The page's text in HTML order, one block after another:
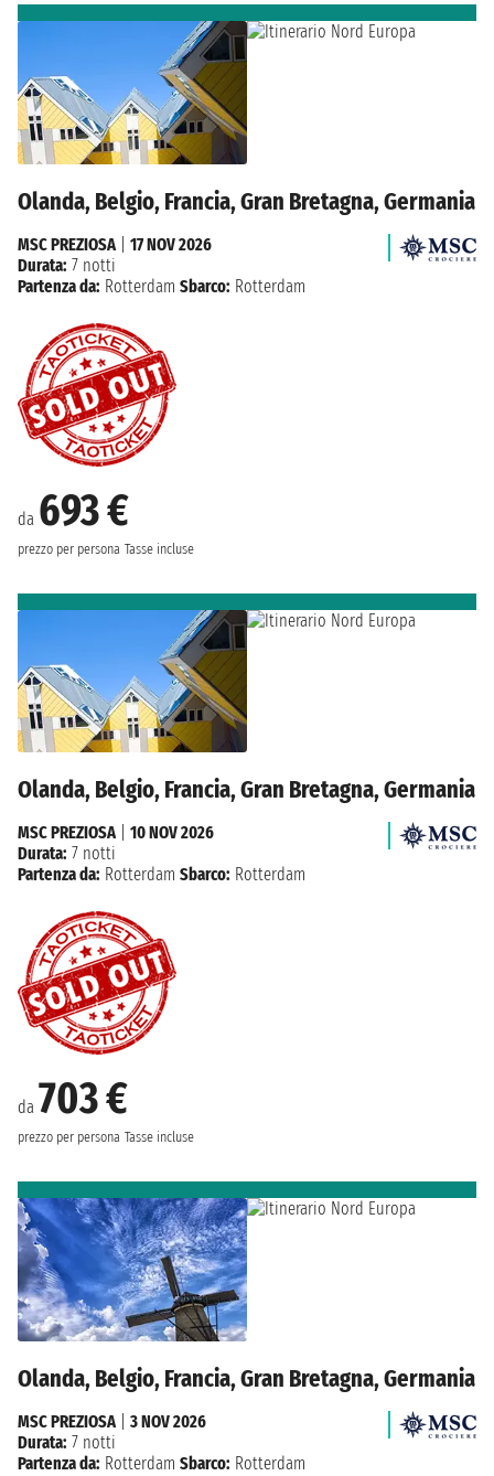
Olanda, Belgio, Francia, Gran Bretagna, Germania
da 693 €
prezzo per persona Tasse incluse
MSC PREZIOSA| 17 NOV 2026
Durata: 7 notti
Partenza da: Rotterdam Sbarco: Rotterdam
Olanda, Belgio, Francia, Gran Bretagna, Germania
da 703 €
prezzo per persona Tasse incluse
MSC PREZIOSA| 10 NOV 2026
Durata: 7 notti
Partenza da: Rotterdam Sbarco: Rotterdam
Olanda, Belgio, Francia, Gran Bretagna, Germania
MSC PREZIOSA| 3 NOV 2026
Durata: 7 notti
Partenza da: Rotterdam Sbarco: Rotterdam